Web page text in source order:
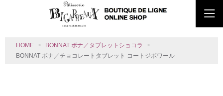
HOME
BONNAT ボナ／タブレットショコラ
BONNAT ボナ／チョコレートタブレット コートジボワール